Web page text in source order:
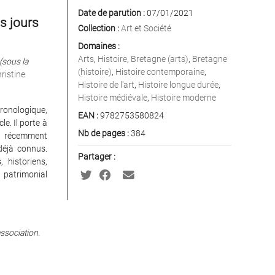
jours
(sous la
Il porte à
connus.
historiens,
patrimonial
Date de parution :07/01/2021
Collection : Art et Société
Domaines :
Arts, Histoire, Bretagne (arts), Bretagne
(histoire), Histoire contemporaine,
Histoire de l'art, Histoire longue durée,
Histoire médiévale, Histoire moderne
EAN :9782753580824
Nb de pages :384
Partager :